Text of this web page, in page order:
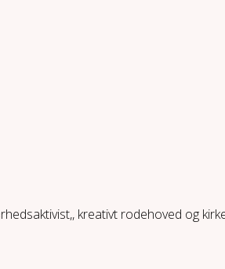
kreativt rodehoved og